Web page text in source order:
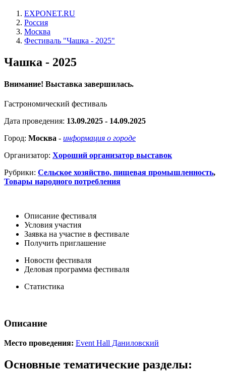
EXPONET.RU
Россия
Москва
Фестиваль "Чашка - 2025"
Чашка - 2025
Внимание! Выставка завершилась.
Гастрономический фестиваль
Дата проведения: 13.09.2025 - 14.09.2025
Город: Москва - информация о городе
Организатор: Хороший организатор выставок
Рубрики: Сельское хозяйство, пищевая промышленность,
Товары народного потребления
Описание фестиваля
Условия участия
Заявка на участие в фестивале
Получить приглашение
Новости фестиваля
Деловая программа фестиваля
Статистика
Описание
Место проведения: Event Hall Даниловский
Основные тематические разделы: